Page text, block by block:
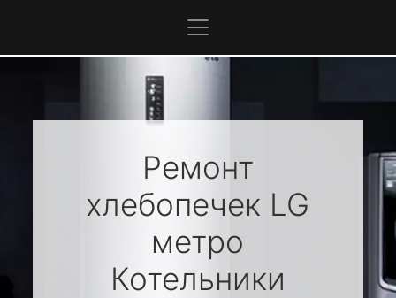
Ремонт
хлебопечек LG
метро
Котельники